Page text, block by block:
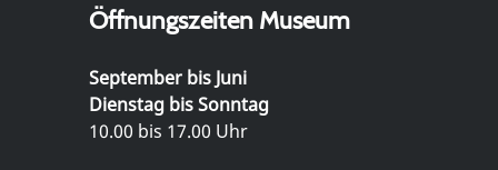
Öffnungszeiten Museum
September bis Juni
Dienstag bis Sonntag
10.00 bis 17.00 Uhr